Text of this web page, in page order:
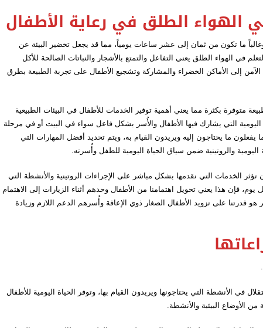
الهواء الطلق في رعاية الأطفال
ما تكون من ثمان إلى عشر ساعات يومياً، مما قد يجعل تخضير البيئة عن
في الهواء الطلق يعني التفاعل والتمتع بالأشجار والنباتات الصالحة للأكل
إلى الأماكن الخضراء والمشاركة وتشجيع الأطفال على تجربة الطبيعة بطرق
متوفرة بكثرة مما يعني أهمية توفير الخدمات للأطفال في البيئات الطبيعية
اليومية التي يشارك فيها الأطفال والأُسر بشكل فاعل سواء في البيت أو في مرحلة
ما يحتاجون إليه ويريدون القيام به، ويتم تحديد أفضل المهارات التي
والروتينية ضمن سياق الحياة اليومية للطفل وأُسرته.
الخدمات التي نقدمها بشكل مباشر على الإجراءات الروتينية والأنشطة التي
فإن هذا يعني تحويل اهتمامنا من الأطفال وحدهم أثناء الزيارات إلى الاهتمام
قدرتنا على تزويد الأطفال الصغار ذوي الإعاقة وأُسرهم الدعم اللازم وزيادة
في الأنشطة التي يحتاجونها ويريدون القيام بها، وتوفر الحياة اليومية للأطفال
الأوضاع البيئية والأنشطة.